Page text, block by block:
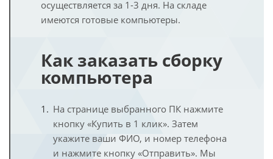
осуществляется за 1-3 дня. На складе
имеются готовые компьютеры.
Как заказать сборку
компьютера
На странице выбранного ПК нажмите
кнопку «Купить в 1 клик». Затем
укажите ваши ФИО, и номер телефона
и нажмите кнопку «Отправить». Мы